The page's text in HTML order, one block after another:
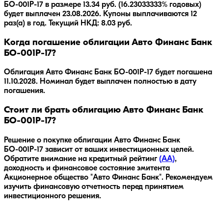
БО-001Р-17 в размере 13.34 руб. (16.23033333% годовых)
будет выплачен 23.08.2026. Купоны выплачиваются 12
раз(а) в год. Текущий НКД: 8.03 руб.
Когда погашение облигации Авто Финанс Банк
БО-001Р-17?
Облигация Авто Финанс Банк БО-001Р-17 будет погашена
11.10.2028. Номинал будет выплачен полностью в дату
погашения.
Стоит ли брать облигацию Авто Финанс Банк
БО-001Р-17?
Решение о покупке облигации Авто Финанс Банк
БО-001Р-17 зависит от ваших инвестиционных целей.
Обратите внимание на кредитный рейтинг (AA),
доходность и финансовое состояние эмитента
Акционерное общество "Авто Финанс Банк". Рекомендуем
изучить финансовую отчетность перед принятием
инвестиционного решения.